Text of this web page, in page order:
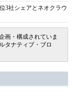
3社シェアとネオクラウ
画・構成されていま
タナティブ・ブロ